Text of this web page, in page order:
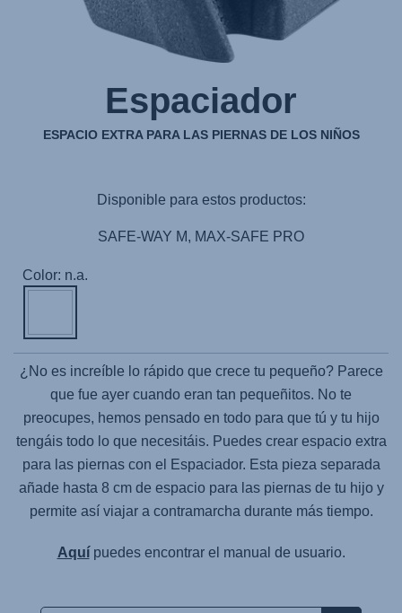
Espaciador
ESPACIO EXTRA PARA LAS PIERNAS DE LOS NIÑOS
Disponible para estos productos:
SAFE-WAY M, MAX-SAFE PRO
Color: n.a.
¿No es increíble lo rápido que crece tu pequeño? Parece
que fue ayer cuando eran tan pequeñitos. No te
preocupes, hemos pensado en todo para que tú y tu hijo
tengáis todo lo que necesitáis. Puedes crear espacio extra
para las piernas con el Espaciador. Esta pieza separada
añade hasta 8 cm de espacio para las piernas de tu hijo y
permite así viajar a contramarcha durante más tiempo.
Aquípuedes encontrar el manual de usuario.